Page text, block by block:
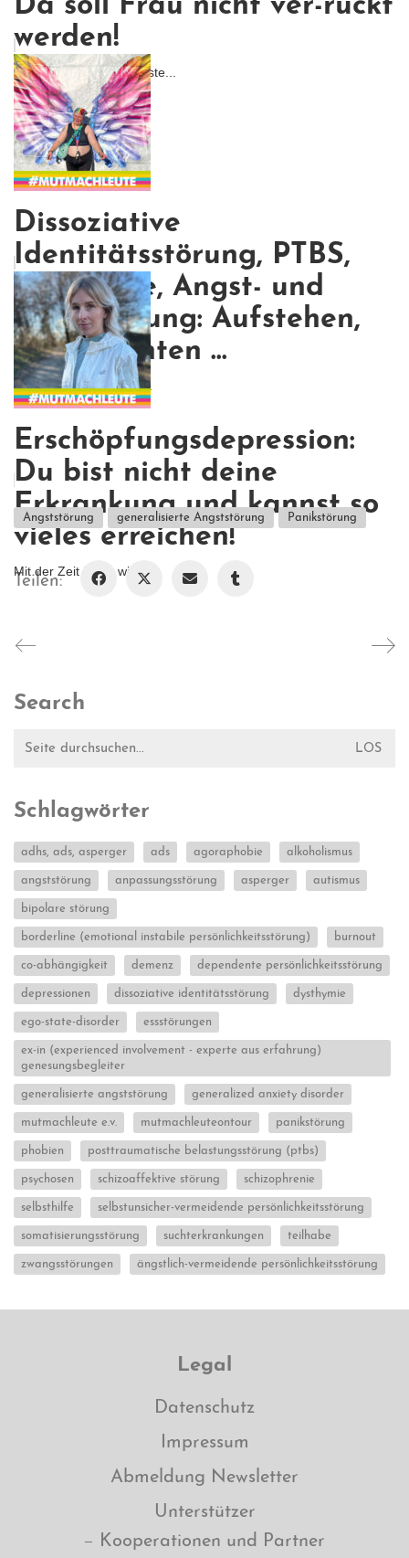
Da soll Frau nicht ver-rückt
werden!
Unsere betonierten Vorste...
Dissoziative
Identitätsstörung, PTBS,
Borderline, Angst- und
Panikstörung: Aufstehen,
Krone richten ...
Ihr seid nicht alleine, v...
Erschöpfungsdepression:
Du bist nicht deine
Erkrankung und kannst so
vieles erreichen!
Mit der Zeit fallen wir n...
Angststörung generalisierte Angststörung Panikstörung
Teilen:
Search
nach:
Schlagwörter
adhs, ads, asperger ads agoraphobie alkoholismus
angststörung anpassungsstörung asperger autismus
bipolare störung
borderline (emotional instabile persönlichkeitsstörung) burnout
co-abhängigkeit demenz dependente persönlichkeitsstörung
depressionen dissoziative identitätsstörung dysthymie
ego-state-disorder essstörungen
ex-in (experienced involvement - experte aus erfahrung)
genesungsbegleiter
generalisierte angststörung generalized anxiety disorder
mutmachleute e.v. mutmachleuteontour panikstörung
phobien posttraumatische belastungsstörung (ptbs)
psychosen schizoaffektive störung schizophrenie
selbsthilfe selbstunsicher-vermeidende persönlichkeitsstörung
somatisierungsstörung suchterkrankungen teilhabe
zwangsstörungen ängstlich-vermeidende persönlichkeitsstörung
Legal
Datenschutz
Impressum
Abmeldung Newsletter
Unterstützer
Kooperationen und Partner